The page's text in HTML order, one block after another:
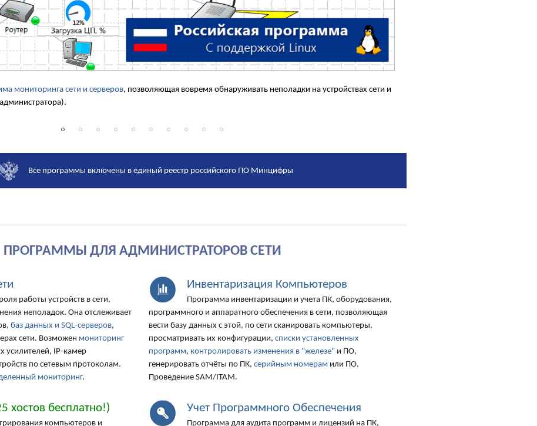
мониторинга сети и серверов, позволяющая вовремя обнаруживать неполадки на устройствах сети и
Все программы включены в единый реестр российского ПО Минцифры
ПРОГРАММЫ ДЛЯ АДМИНИСТРАТОРОВ СЕТИ
работы устройств в сети,
неполадок. Она отслеживает
баз данных и SQL-серверов,
сети. Возможен мониторинг
усилителей, IP-камер
по сетевым протоколам.
мониторинг.
Инвентаризация Компьютеров
Программа инвентаризации и учета ПК, оборудования,
программного и аппаратного обеспечения в сети, позволяющая
вести базу данных с этой, по сети сканировать компьютеры,
просматривать их конфигурации,списки установленных
программ, контролировать изменения в "железе" и ПО,
генерировать отчёты по ПК,серийным номерам или ПО.
Проведение SAM/ITAM.
хостов бесплатно!)
компьютеров и
Учет Программного Обеспечения
Программа для аудита программ и лицензий на ПК,